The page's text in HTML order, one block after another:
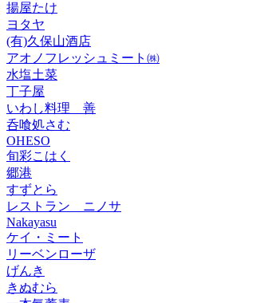
揚屋たけ
ヨタヤ
(有)久保山酒店
アオノフレッシュミート㈱
水塩土菜
丁子屋
いわし料理 善
呑喰処さむ
OHESO
旬彩こはく
郷港
すずとら
レストラン ニノサ
Nakayasu
ケイ・ミート
リーベンローザ
げんき
きぬむら